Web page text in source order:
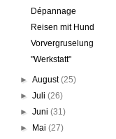
Dépannage
Reisen mit Hund
Vorvergruselung
"Werkstatt"
►August(25)
►Juli(26)
►Juni(31)
►
Mai(27)